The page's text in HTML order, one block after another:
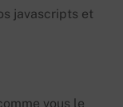
javascripts et
vous le